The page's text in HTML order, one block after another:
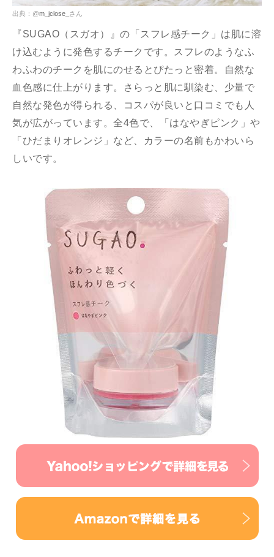
出典：@m_jclose_ さん
『SUGAO（スガオ）』の「スフレ感チーク」は肌に溶
け込むように発色するチークです。スフレのようなふ
わふわのチークを肌にのせるとぴたっと密着。自然な
血色感に仕上がります。さらっと肌に馴染む、少量で
自然な発色が得られる、コスパが良いと口コミでも人
気が広がっています。全4色で、「はなやぎピンク」や
「ひだまりオレンジ」など、カラーの名前もかわいら
しいです。